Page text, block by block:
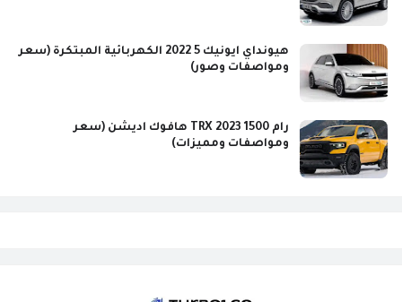
هيونداي ايونيك 5 2022 الكهربائية المبتكرة (سعر
ومواصفات وصور)
رام 1500 TRX 2023 هافوك اديشن (سعر
ومواصفات ومميزات)